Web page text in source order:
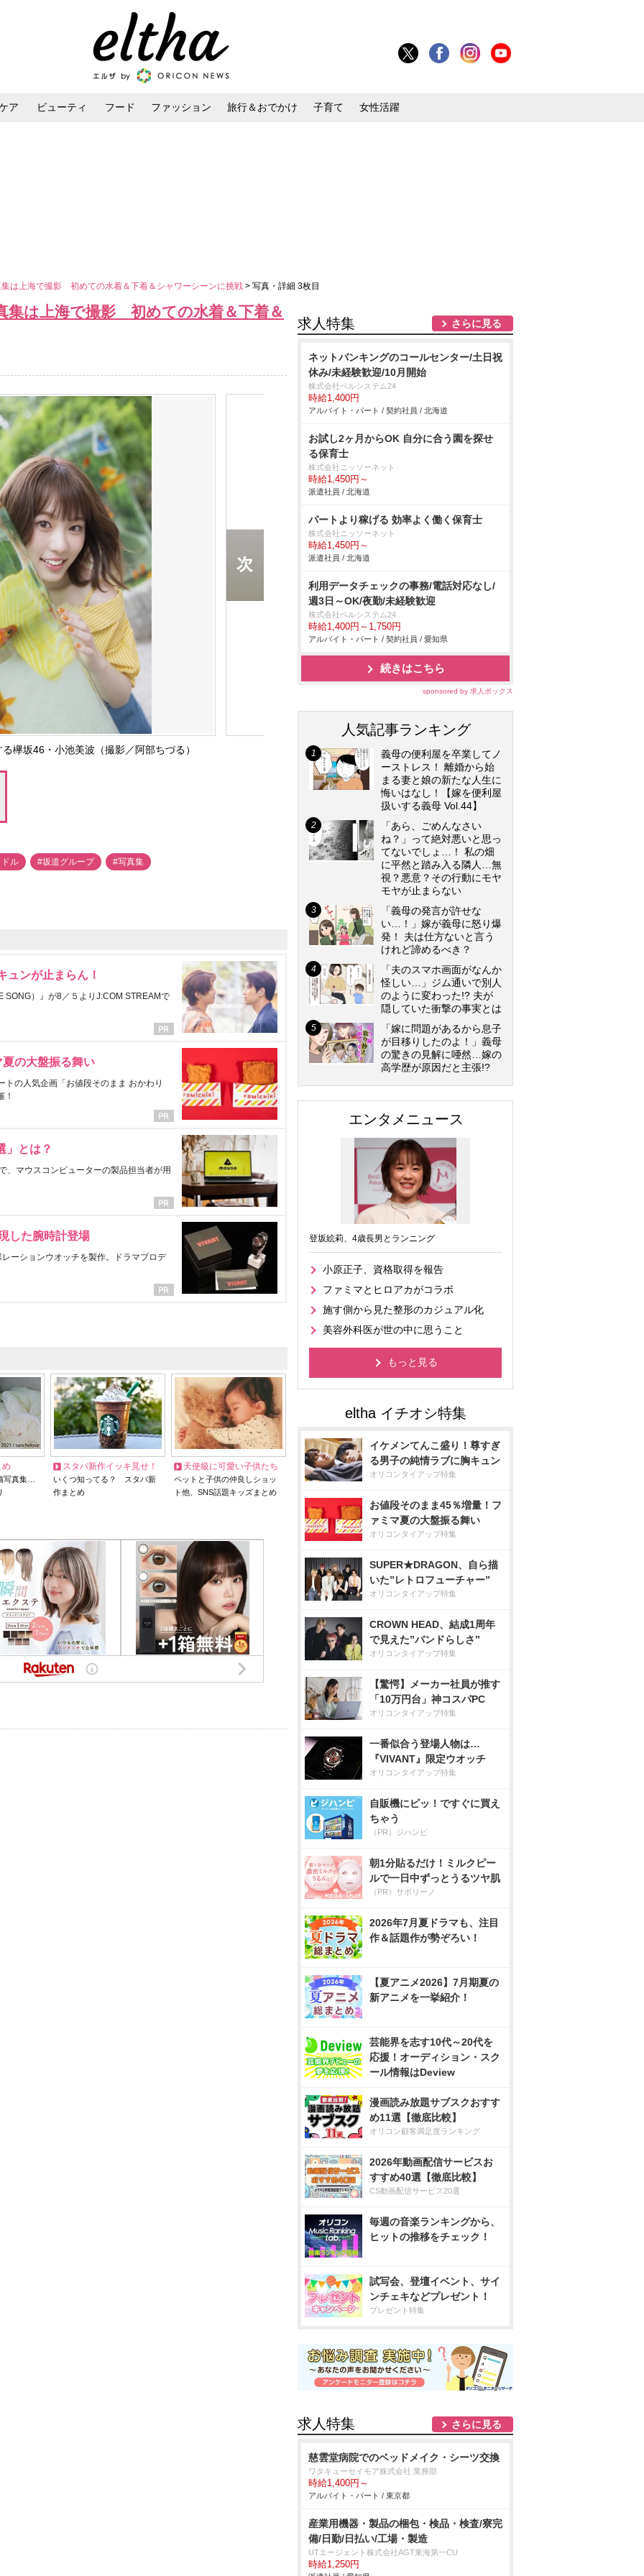
ア ビューティ フード ファッション 旅行＆おでかけ 子育て 女性活躍
は上海で撮影 初めての水着＆下着＆シャワーシーンに挑戦 > 写真・詳細 3枚目
集は上海で撮影 初めての水着＆下着＆
欅坂46・小池美波（撮影／阿部ちづる）
ル #坂道グループ #写真集
ュンが止まらん！
SONG）』が8／５よりJ:COM STREAMで
の大盤振る舞い
の人気企画「お値段そのまま おかわり
！
」とは？
、マウスコンピューターの製品担当者が用
した腕時計登場
ーションウオッチを製作。ドラマプロデ
め
写真集…
スタバ新作イッキ見せ！
いくつ知ってる？ スタバ新
作まとめ
天使級に可愛い子供たち
ペットと子供の仲良しショッ
ト他、SNS話題キッズまとめ
求人特集 さらに見る
ネットバンキングのコールセンター/土日祝
休み/未経験歓迎/10月開始
株式会社ベルシステム24
時給1,400円
アルバイト・パート / 契約社員 / 北海道
お試し2ヶ月からOK 自分に合う園を探せ
る保育士
株式会社ニッソーネット
時給1,450円～
派遣社員 / 北海道
パートより稼げる 効率よく働く保育士
株式会社ニッソーネット
時給1,450円～
派遣社員 / 北海道
利用データチェックの事務/電話対応なし/
週3日～OK/夜勤/未経験歓迎
株式会社ベルシステム24
時給1,400円～1,750円
アルバイト・パート / 契約社員 / 愛知県
続きはこちら
sponsored by 求人ボックス
人気記事ランキング
義母の便利屋を卒業してノ
ーストレス！ 離婚から始
まる妻と娘の新たな人生に
悔いはなし！【嫁を便利屋
扱いする義母 Vol.44】
「あら、ごめんなさい
ね？」って絶対悪いと思っ
てないでしょ…！ 私の畑
に平然と踏み入る隣人…無
視？悪意？その行動にモヤ
モヤが止まらない
「義母の発言が許せな
い…！」嫁が義母に怒り爆
発！ 夫は仕方ないと言う
けれど諦めるべき？
「夫のスマホ画面がなんか
怪しい…」ジム通いで別人
のように変わった!? 夫が
隠していた衝撃の事実とは
「嫁に問題があるから息子
が目移りしたのよ！」義母
の驚きの見解に唖然…嫁の
高学歴が原因だと主張!?
エンタメニュース
登坂絵莉、4歳長男とランニング
小原正子、資格取得を報告
ファミマとヒロアカがコラボ
施す側から見た整形のカジュアル化
美容外科医が世の中に思うこと
もっと見る
イケメンてんこ盛り！尊すぎ
る男子の純情ラブに胸キュン
オリコンタイアップ特集
お値段そのまま45％増量！フ
ァミマ夏の大盤振る舞い
オリコンタイアップ特集
SUPER★DRAGON、自ら描
いた”レトロフューチャー”
オリコンタイアップ特集
CROWN HEAD、結成1周年
で見えた”バンドらしさ”
オリコンタイアップ特集
【驚愕】メーカー社員が推す
「10万円台」神コスパPC
オリコンタイアップ特集
一番似合う登場人物は…
『VIVANT』限定ウオッチ
オリコンタイアップ特集
自販機にピッ！ですぐに買え
ちゃう
（PR）ジハンピ
朝1分貼るだけ！ミルクピー
ルで一日中ずっとうるツヤ肌
（PR）サボリーノ
2026年7月夏ドラマも、注目
作＆話題作が勢ぞろい！
【夏アニメ2026】7月期夏の
新アニメを一挙紹介！
芸能界を志す10代～20代を
応援！オーディション・スク
ール情報はDeview
漫画読み放題サブスクおすす
め11選【徹底比較】
オリコン顧客満足度ランキング
2026年動画配信サービスお
すすめ40選【徹底比較】
CS動画配信サービス20選
毎週の音楽ランキングから、
ヒットの推移をチェック！
試写会、登壇イベント、サイ
ンチェキなどプレゼント！
プレゼント特集
求人特集 さらに見る
慈雲堂病院でのベッドメイク・シーツ交換
ワタキューセイモア株式会社 業務部
時給1,400円～
アルバイト・パート / 東京都
産業用機器・製品の梱包・検品・検査/寮完
備/日勤/日払い/工場・製造
UTエージェント株式会社AGT東海第一CU
時給1,250円